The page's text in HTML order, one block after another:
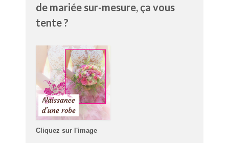
de mariée sur-mesure, ça vous
tente ?
Cliquez sur l'image